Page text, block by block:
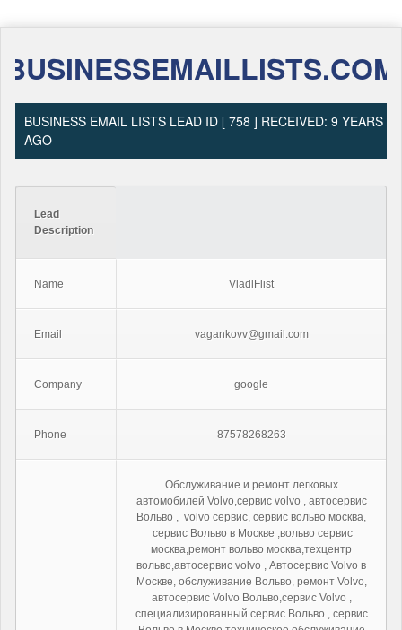
BUSINESSEMAILLISTS.COM
BUSINESS EMAIL LISTS LEAD ID [ 758 ] RECEIVED: 9 YEARS
AGO
Lead
Description
Name VladlFlist
Email vagankovv@gmail.com
Company google
Phone 87578268263
Обслуживание и ремонт легковых
автомобилей Volvo,сервис volvo , автосервис
Вольво , volvo сервис, сервис вольво москва,
сервис Вольво в Москве ,вольво сервис
москва,ремонт вольво москва,техцентр
вольво,автосервис volvo , Автосервис Volvo в
Москве, обслуживание Вольво, ремонт Volvo,
автосервис Volvo Вольво,сервис Volvo ,
специализированный сервис Вольво , сервис